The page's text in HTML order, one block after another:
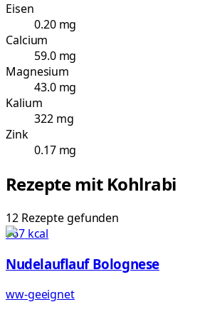
Eisen
0.20 mg
Calcium
59.0 mg
Magnesium
43.0 mg
Kalium
322 mg
Zink
0.17 mg
Rezepte mit Kohlrabi
12 Rezeptegefunden
767kcal
Nudelauflauf Bolognese
ww-geeignet